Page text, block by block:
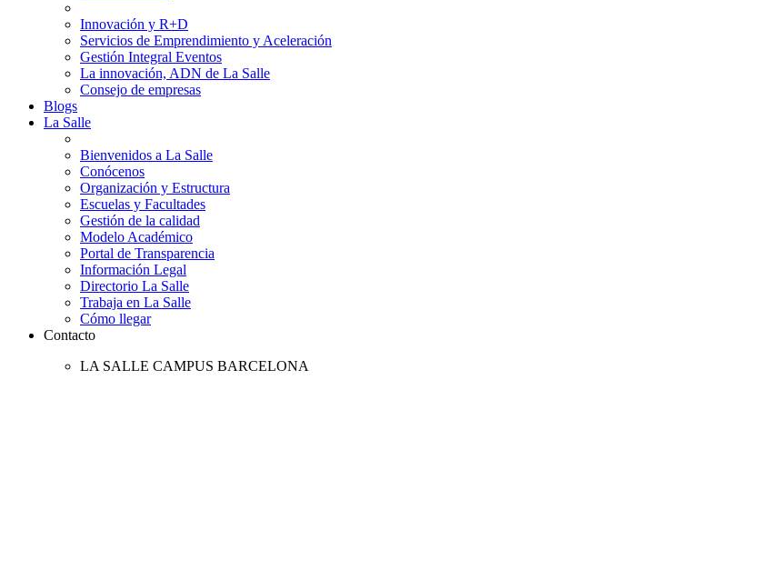
Innovación y R+D
Servicios de Emprendimiento y Aceleración
Gestión Integral Eventos
La innovación, ADN de La Salle
Consejo de empresas
Blogs
La Salle
Bienvenidos a La Salle
Conócenos
Organización y Estructura
Escuelas y Facultades
Gestión de la calidad
Modelo Académico
Portal de Transparencia
Información Legal
Directorio La Salle
Trabaja en La Salle
Cómo llegar
Contacto
LA SALLE CAMPUS BARCELONA